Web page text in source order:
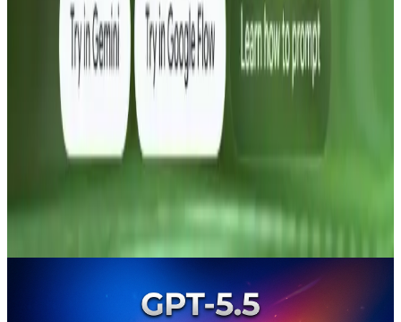
implementer backoff eller be om
høyere kvote. - 400: Valider body-
formatet (contents/parts/text) og
modellnavnet.
Slik bruker du Gemini Omni Fast API: Mestre Gemini
samtalebasert redigering. Prøv CometAPI. 500+
modeller.